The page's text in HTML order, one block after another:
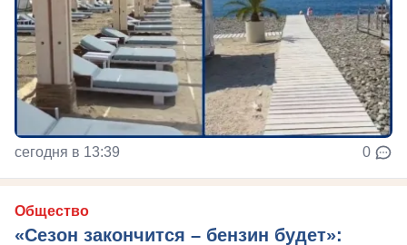
сегодня в 13:39 0
Общество
«Сезон закончится – бензин будет»: